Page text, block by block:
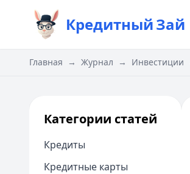
КредитныйЗай
Главная → Журнал → Инвестиции
Категории статей
Кредиты
Кредитные карты